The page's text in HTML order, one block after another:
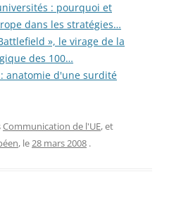
: pourquoi et
dans les stratégies…
», le virage de la
des 100…
: anatomie d'une surdité
Communication de l'UE, et
, le28 mars 2008 .